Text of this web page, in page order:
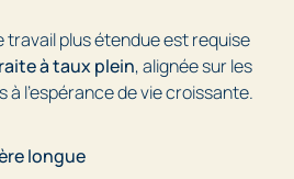
travail plus étendue est requise
à taux plein, alignée sur les
l’espérance de vie croissante.
longue